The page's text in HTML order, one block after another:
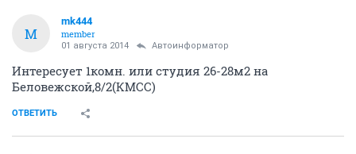
M
mk444
member
01 августа 2014 Автоинформатор
Интересует 1комн. или студия 26-28м2 на
Беловежской,8/2(КМСС)
ОТВЕТИТЬ